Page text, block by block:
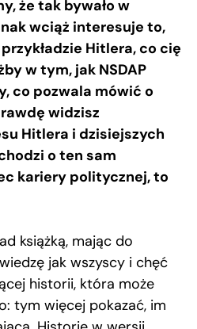
że tak bywało w
wciąż interesuje to,
Hitlera, co cię
w tym, jak NSDAP
co pozwala mówić o
widzisz
Hitlera i dzisiejszych
o ten sam
kariery politycznej, to
książką, mając do
jak wszyscy i chęć
historii, która może
tym więcej pokazać, im